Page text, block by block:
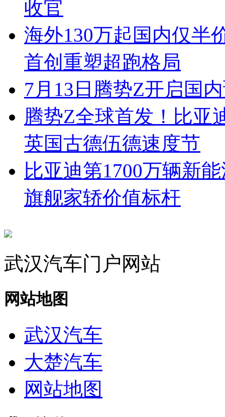
收官
海外130万起国内仅半
首创重塑超跑格局
7月13日腾势Z开启国
腾势Z全球首发！比亚
英国古德伍德速度节
比亚迪第1700万辆新
旗舰家轿价值标杆
武汉汽车门户网站
网站地图
武汉汽车
大楚汽车
网站地图